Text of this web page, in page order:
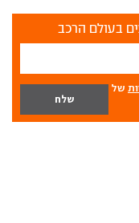
בעולם הרכב
של